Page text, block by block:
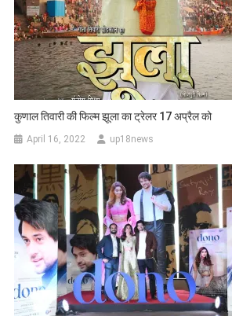
कुणाल तिवारी की फिल्म झूला का ट्रेलर 17 अप्रैल को
April 16, 2022 up18news